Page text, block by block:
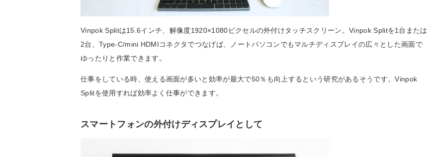
Vinpok Splitは15.6インチ、解像度1920×1080ピクセルの外付けタッチスクリーン。Vinpok Splitを1台または
2台、Type-C/mini HDMIコネクタでつなげば、ノートパソコンでもマルチディスプレイの広々とした画面で
ゆったりと作業できます。
仕事をしている時、使える画面が多いと効率が最大で50％も向上するという研究があるそうです。Vinpok
Splitを使用すれば効率よく仕事ができます。
スマートフォンの外付けディスプレイとして